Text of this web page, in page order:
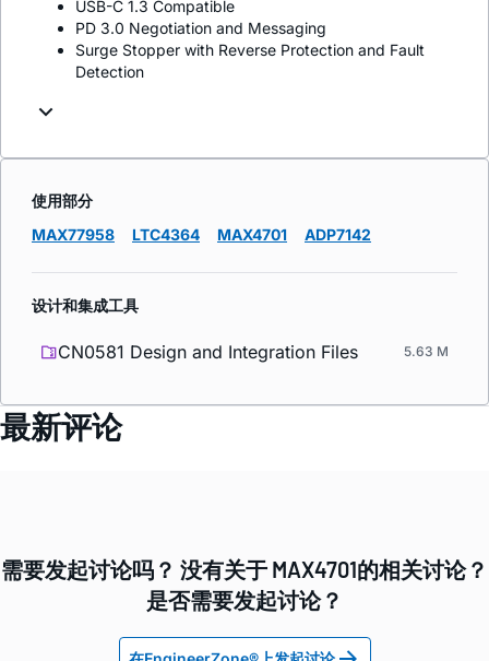
USB-C 1.3 Compatible
PD 3.0 Negotiation and Messaging
Surge Stopper with Reverse Protection and Fault
Detection
使用部分
MAX77958
LTC4364 MAX4701 ADP7142
设计和集成工具
CN0581 Design and Integration Files 5.63 M
最新评论
需要发起讨论吗？ 没有关于 MAX4701的相关讨论？
是否需要发起讨论？